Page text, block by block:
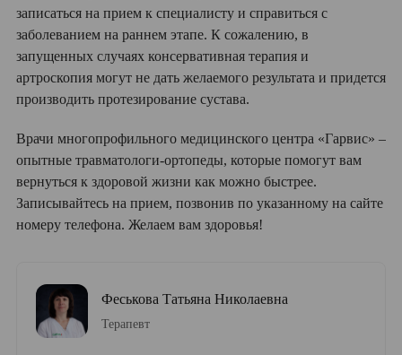
записаться на прием к специалисту и справиться с
заболеванием на раннем этапе. К сожалению, в
запущенных случаях консервативная терапия и
артроскопия могут не дать желаемого результата и придется
производить протезирование сустава.
Врачи многопрофильного медицинского центра «Гарвис» –
опытные травматологи-ортопеды, которые помогут вам
вернуться к здоровой жизни как можно быстрее.
Записывайтесь на прием, позвонив по указанному на сайте
номеру телефона. Желаем вам здоровья!
Феськова Татьяна Николаевна
Терапевт